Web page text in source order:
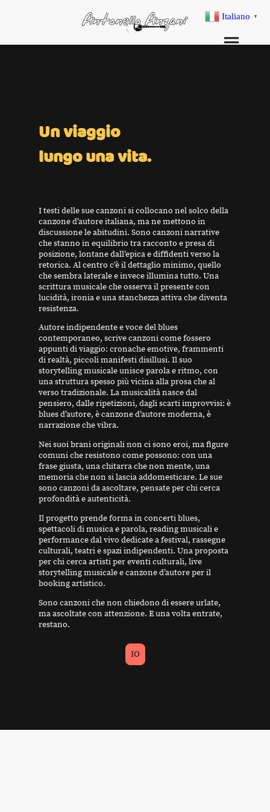
Un viaggio
lungo una vita.
I testi delle sue canzoni si collocano nel solco della
canzone d’autore italiana, ma ne mettono in
discussione le abitudini. Sono canzoni narrative
che stanno in equilibrio tra racconto e presa di
posizione, lontane dall’epica e diffidenti verso la
retorica. Al centro c’è il dettaglio minimo, quello
che sembra laterale e invece illumina tutto. Una
scrittura musicale che osserva il presente con
lucidità, ironia e una stanchezza attiva che diventa
resistenza.
Autore indipendente e voce del blues
contemporaneo, scrive canzoni come fossero
appunti di viaggio: cronache emotive, frammenti
di realtà, piccoli manifesti disillusi. Il suo
storytelling musicale unisce parola e ritmo, con
una struttura spesso più vicina alla prosa che al
verso tradizionale. La musicalità nasce dal
pensiero, dalle ripetizioni, dagli scarti improvvisi: è
blues d’autore, è canzone d’autore moderna, è
narrazione che vibra.
Nei suoi brani originali non ci sono eroi, ma figure
comuni che resistono come possono: con una
frase giusta, una chitarra che non mente, una
memoria che non si lascia addomesticare. Le sue
sono canzoni da ascoltare, pensate per chi cerca
profondità e autenticità.
Il progetto prende forma in concerti blues,
spettacoli di musica e parola, reading musicali e
performance dal vivo dedicate a festival, rassegne
culturali, teatri e spazi indipendenti. Una proposta
per chi cerca artisti per eventi culturali, live
storytelling musicale e canzone d’autore per il
booking artistico.
Sono canzoni che non chiedono di essere urlate,
ma ascoltate con attenzione. E una volta entrate,
restano.
IO
Italiano ▼